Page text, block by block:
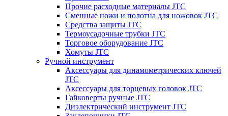
Прочие расходные материалы JTC
Сменные ножи и полотна для ножовок JTC
Средства защиты JTC
Термоусадочные трубки JTC
Торговое оборудование JTC
Хомуты JTC
Ручной инструмент
Аксессуары для динамометрических ключей
JTC
Аксессуары для торцевых головок JTC
Гайковерты ручные JTC
Диэлектрический инструмент JTC